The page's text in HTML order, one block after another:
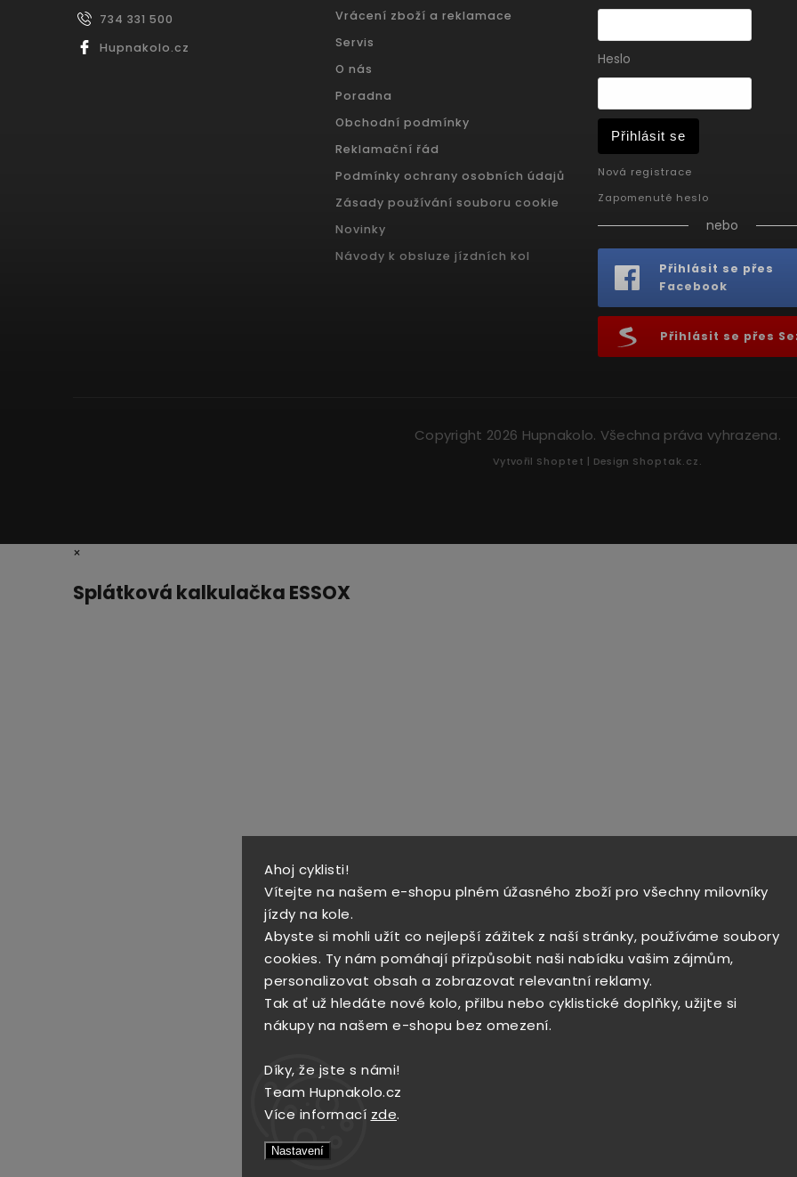
Ahoj cyklisti!
Vítejte na našem e-shopu plném úžasného zboží pro všechny milovníky
jízdy na kole.
Abyste si mohli užít co nejlepší zážitek z naší stránky, používáme soubory
cookies. Ty nám pomáhají přizpůsobit naši nabídku vašim zájmům,
personalizovat obsah a zobrazovat relevantní reklamy.
Tak ať už hledáte nové kolo, přilbu nebo cyklistické doplňky, užijte si
nákupy na našem e-shopu bez omezení.
Díky, že jste s námi!
Team Hupnakolo.cz
Více informací zde.
Nastavení
734 331 500
Hupnakolo.cz
Vrácení zboží a reklamace
Servis
O nás
Poradna
Obchodní podmínky
Reklamační řád
Podmínky ochrany osobních údajů
Zásady používání souboru cookie
Novinky
Návody k obsluze jízdních kol
Heslo
Přihlásit se
Nová registrace
Zapomenuté heslo
nebo
Přihlásit se přes
Facebook
Přihlásit se přes
Copyright 2026 Hupnakolo. Všechna práva vyhrazena.
Vytvořil Shoptet | Design Shoptak.cz.
×
Splátková kalkulačka ESSOX